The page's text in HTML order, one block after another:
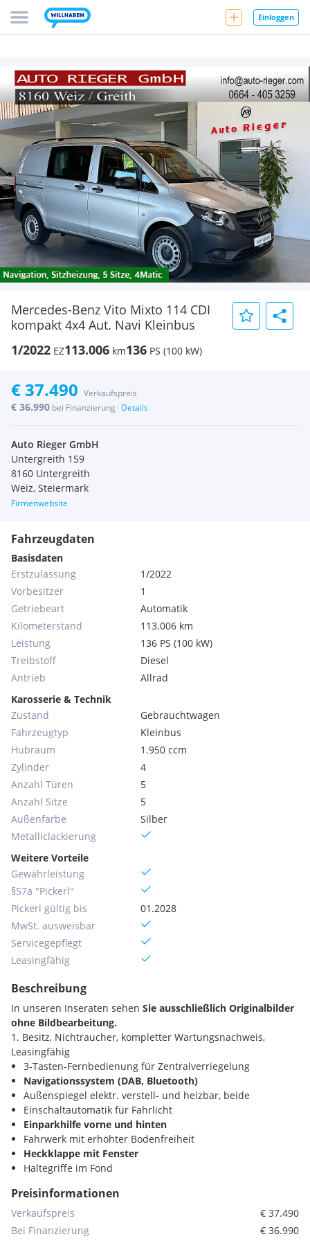
Einloggen
Mercedes-Benz Vito Mixto 114 CDI
kompakt 4x4 Aut. Navi Kleinbus
1/2022 EZ113.006 km136 PS (100 kW)
€ 37.490 Verkaufspreis
€ 36.990 bei Finanzierung Details
Auto Rieger GmbH
Untergreith 159
8160 Untergreith
Weiz, Steiermark
Firmenwebsite
Fahrzeugdaten
Basisdaten
Erstzulassung
1/2022
Vorbesitzer
1
Getriebeart
Automatik
Kilometerstand
113.006 km
Leistung
136 PS (100 kW)
Treibstoff
Diesel
Antrieb
Allrad
Karosserie & Technik
Zustand
Gebrauchtwagen
Fahrzeugtyp
Kleinbus
Hubraum
1.950 ccm
Zylinder
4
Anzahl Türen
5
Anzahl Sitze
5
Außenfarbe
Silber
Metallic­lackierung
Weitere Vorteile
Gewährleistung
§57a "Pickerl"
Pickerl gültig bis
01.2028
MwSt. ausweisbar
Servicegepflegt
Leasingfähig
Beschreibung
In unseren Inseraten sehen Sie ausschließlich Originalbilder
ohne Bildbearbeitung.
1. Besitz, Nichtraucher, kompletter Wartungsnachweis,
Leasingfähig
3-Tasten-Fernbedienung für Zentralverriegelung
Navigationssystem (DAB, Bluetooth)
Außenspiegel elektr. verstell- und heizbar, beide
Einschaltautomatik für Fahrlicht
Einparkhilfe vorne und hinten
Fahrwerk mit erhöhter Bodenfreiheit
Heckklappe mit Fenster
Haltegriffe im Fond
Holzfussboden im Laderaum
Innenverkleidung gehobene Ausführung
Klemmleiste für elektr. Anschlüsse (Sitzkasten Fahrersitz)
Preisinformationen
Verkaufspreis
€ 37.490
Bei Finanzierung
€ 36.990